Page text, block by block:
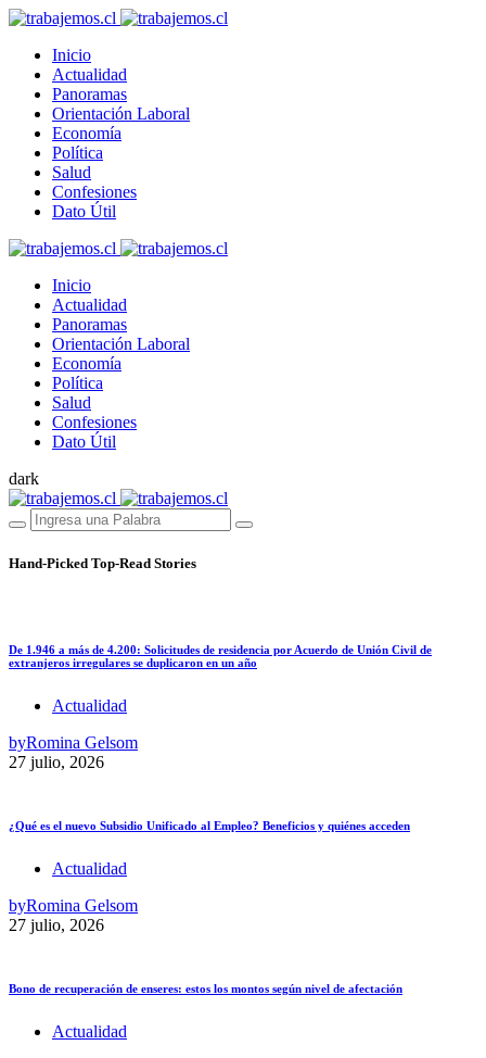
Inicio
Actualidad
Panoramas
Orientación Laboral
Economía
Política
Salud
Confesiones
Dato Útil
Inicio
Actualidad
Panoramas
Orientación Laboral
Economía
Política
Salud
Confesiones
Dato Útil
dark
Hand-Picked Top-Read Stories
De 1.946 a más de 4.200: Solicitudes de residencia por Acuerdo de Unión Civil de
extranjeros irregulares se duplicaron en un año
Actualidad
byRomina Gelsom
27 julio, 2026
¿Qué es el nuevo Subsidio Unificado al Empleo? Beneficios y quiénes acceden
Actualidad
byRomina Gelsom
27 julio, 2026
Bono de recuperación de enseres: estos los montos según nivel de afectación
Actualidad